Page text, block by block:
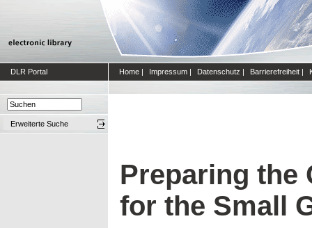
DLR Portal Home | Impressum | Datenschutz | Barrierefreiheit |
Erweiterte Suche
Preparing the
for the Small